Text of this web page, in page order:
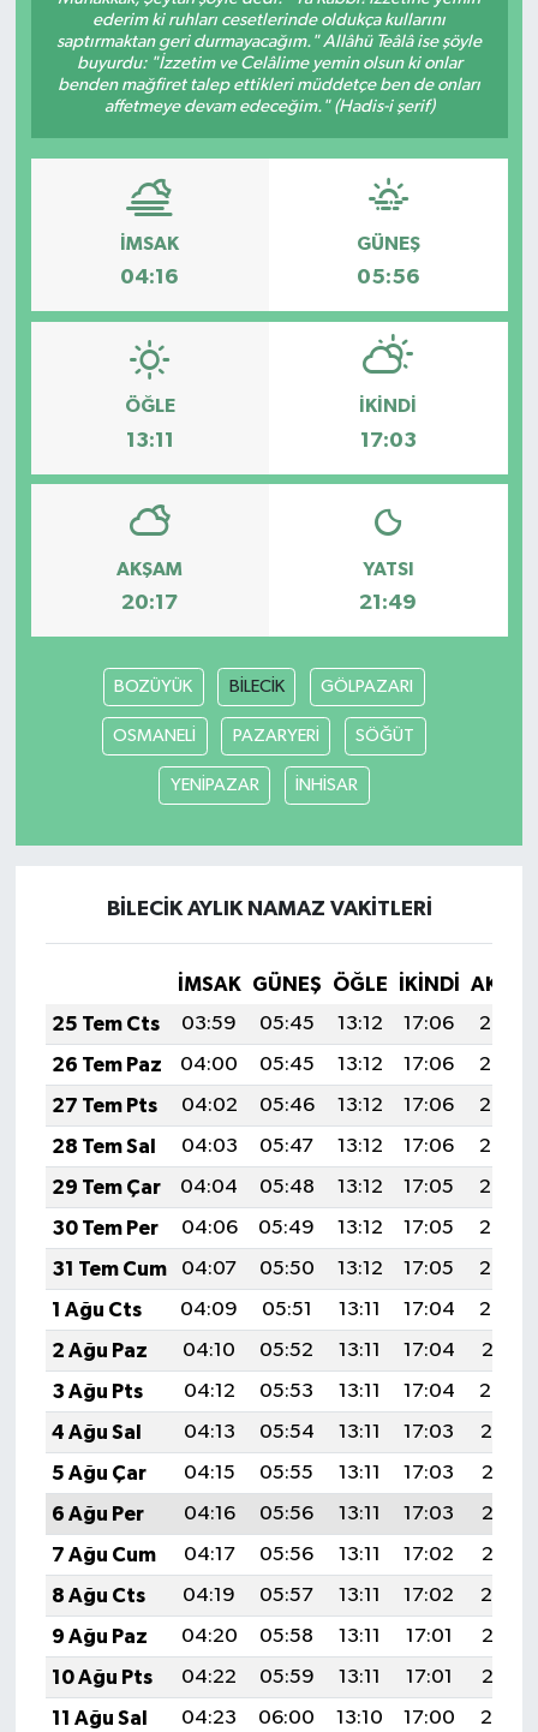
ederim ki ruhları cesetlerinde oldukça kullarını
saptırmaktan geri durmayacağım." Allâhü Teâlâ ise şöyle
buyurdu: "İzzetim ve Celâlime yemin olsun ki onlar
benden mağfiret talep ettikleri müddetçe ben de onları
affetmeye devam edeceğim." (Hadis-i şerif)
İMSAK
04:16
GÜNEŞ
05:56
ÖĞLE
13:11
İKINDI
17:03
AKŞAM
20:17
YATSI
21:49
BOZÜYÜK BİLECİK GÖLPAZARI
OSMANELİ PAZARYERİ SÖĞÜT
YENİPAZAR İNHİSAR
BİLECİK AYLIK NAMAZ VAKITLERI
İMSAK GÜNEŞ ÖĞLE İKINDI
25 Tem Cts
03:59 05:45 13:12 17:06
20:29
26 Tem Paz
04:00 05:45 13:12 17:06
20:28
27 Tem Pts
04:02 05:46 13:12 17:06
20:27
28 Tem Sal
04:03 05:47 13:12 17:06
20:26
29 Tem Çar
04:04 05:48 13:12 17:05
20:25
30 Tem Per
04:06 05:49 13:12 17:05
20:24
31 Tem Cum
04:07 05:50 13:12 17:05
20:23
1 Ağu Cts
04:09 05:51 13:11 17:04
20:22
2 Ağu Paz
04:10 05:52 13:11 17:04
20:21
3 Ağu Pts
04:12 05:53 13:11 17:04
20:20
4 Ağu Sal
04:13 05:54 13:11 17:03
20:19
5 Ağu Çar
04:15 05:55 13:11 17:03
20:18
6 Ağu Per
04:16 05:56 13:11 17:03
20:17
7 Ağu Cum
04:17 05:56 13:11 17:02
20:15
8 Ağu Cts
04:19 05:57 13:11 17:02
20:14
9 Ağu Paz
04:20 05:58 13:11 17:01
20:13
10 Ağu Pts
04:22 05:59 13:11 17:01
20:12
11 Ağu Sal
04:23 06:00 13:10 17:00
20:10
Ekonomi
Sağlık
Tokat Haber